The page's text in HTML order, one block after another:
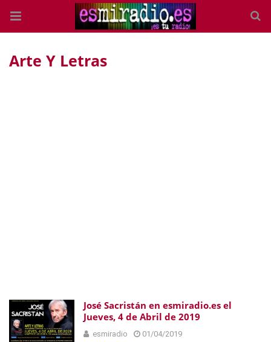
Arte Y Letras
José Sacristán en esmiradio.es el
Jueves, 4 de Abril de 2019
esmiradio 01/04/2019